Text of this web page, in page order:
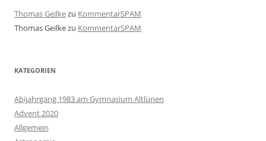
Thomas Geilkezu KommentarSPAM
Thomas Geilkezu KommentarSPAM
KATEGORIEN
Abijahrgang 1983 am Gymnasium Altlünen
Advent 2020
Allgemein